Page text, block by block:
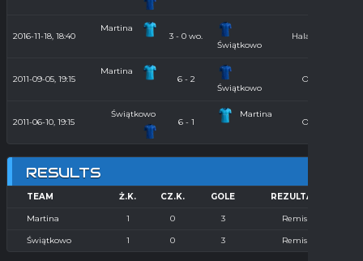
2016-11-18, 18:40
Martina
3 - 0 wo.
Świątkowo
Hala 2016/2017
2011-09-05, 19:15
Martina
6 - 2
Świątkowo
Orlik 2011
2011-06-10, 19:15
Świątkowo
6 - 1
Martina
Orlik 2011
RESULTS
TEAM Ż.K. CZ.K. GOLE REZULTAT
Martina 1 0 3 Remis
Świątkowo 1 0 3 Remis